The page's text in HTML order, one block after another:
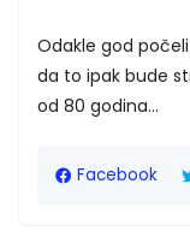
Odakle god
da to ipak bude
od 80 godina...
Facebook